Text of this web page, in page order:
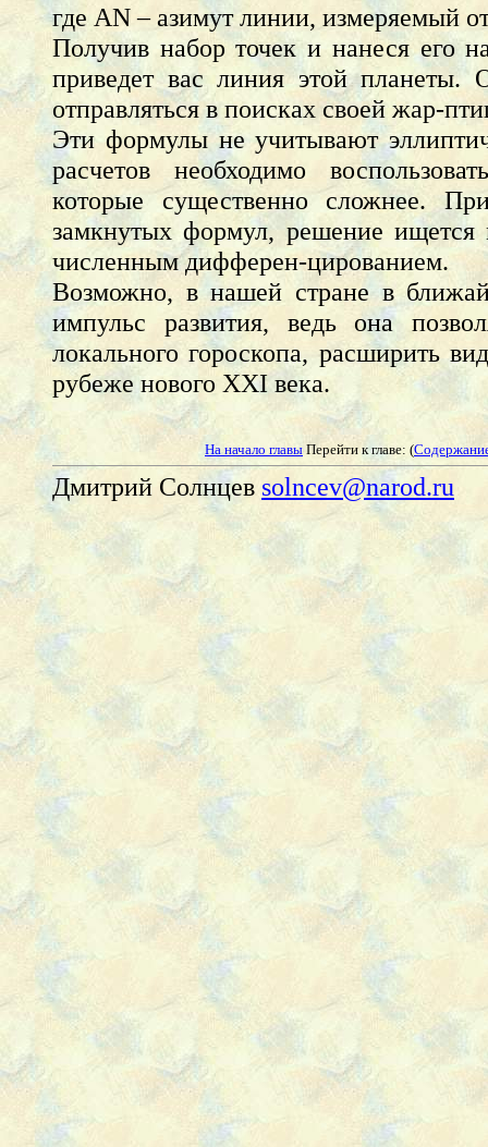
где АN – азимут линии, измеряемый
Получив набор точек и нанеся его
приведет вас линия этой планеты.
отправляться в поисках своей жар-
Эти формулы не учитывают
расчетов необходимо
которые существенно сложнее.
замкнутых формул, решение ищется
численным дифферен-цированием.
Возможно, в нашей стране в
импульс развития, ведь она
локального гороскопа, расширить
рубеже нового ХХI века.
На начало главы Перейти к главе: (
Дмитрий Солнцев solncev@narod.ru